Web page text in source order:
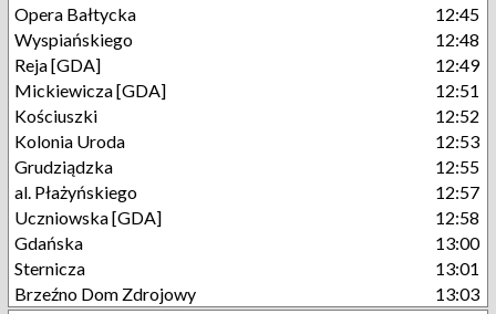
Opera Bałtycka
12:45
Wyspiańskiego
12:48
Reja [GDA]
12:49
Mickiewicza [GDA]
12:51
Kościuszki
12:52
Kolonia Uroda
12:53
Grudziądzka
12:55
al. Płażyńskiego
12:57
Uczniowska [GDA]
12:58
Gdańska
13:00
Sternicza
13:01
Brzeźno Dom Zdrojowy
13:03